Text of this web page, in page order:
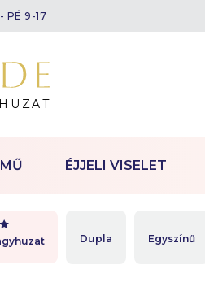
PÉ 9-17
Dupla Egyszínű
ÉJJELI VISELET